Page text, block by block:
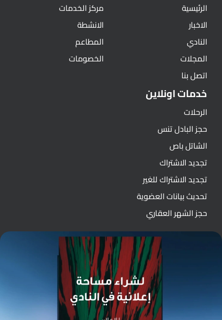
الرئيسية
الاخبار
النادي
المجلات
اتصل بنا
مركز الخدمات
الانشطة
المطاعم
الخصومات
خدمات اونلاين
الرحلات
حجز البادل تنس
الشاتل باص
تجديد الاشتراك
تجديد الاشتراك للغير
تحديث بيانات العضوية
حجز الشهر العقاري